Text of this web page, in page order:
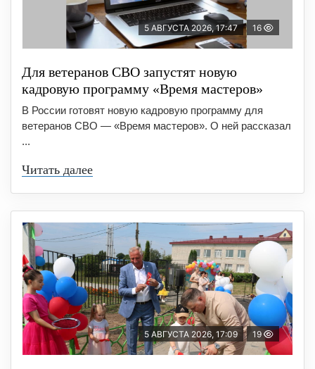
5 АВГУСТА 2026, 17:47 16
Для ветеранов СВО запустят новую
кадровую программу «Время мастеров»
В России готовят новую кадровую программу для
ветеранов СВО — «Время мастеров». О ней рассказал
...
Читать далее
5 АВГУСТА 2026, 17:09 19